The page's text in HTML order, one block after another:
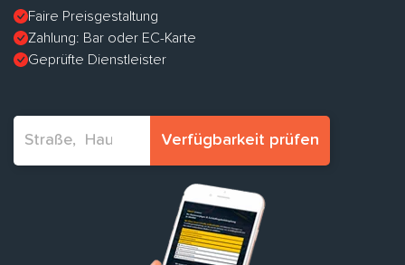
Faire Preisgestaltung
Zahlung: Bar oder EC-Karte
Geprüfte Dienstleister
Verfügbarkeit prüfen